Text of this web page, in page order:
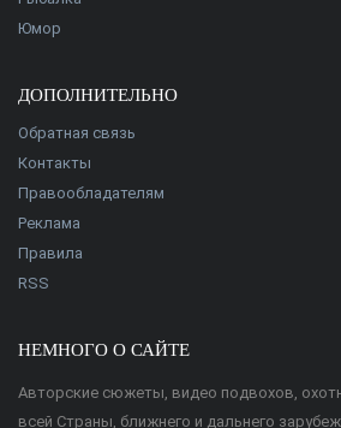
Юмор
ДОПОЛНИТЕЛЬНО
Обратная связь
Контакты
Правообладателям
Реклама
Правила
RSS
НЕМНОГО О САЙТЕ
Авторские сюжеты, видео подвохов,
всей Страны, ближнего и дальнего